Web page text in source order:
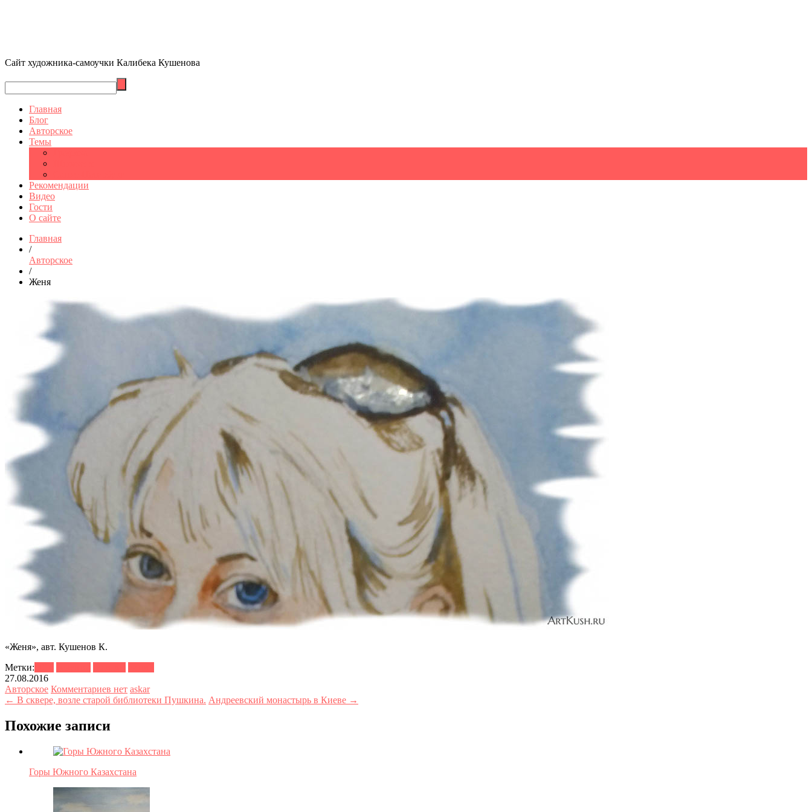
Сайт художника-самоучки Калибека Кушенова
Главная
Блог
Авторское
Темы
Рекомендации
Видео
Гости
О сайте
Главная
/
Авторское
/
Женя
«Женя», авт. Кушенов К.
Метки:
27.08.2016
Авторское Комментариев нет askar
← В сквере, возле старой библиотеки Пушкина. Андреевский монастырь в Киеве →
Похожие записи
Горы Южного Казахстана